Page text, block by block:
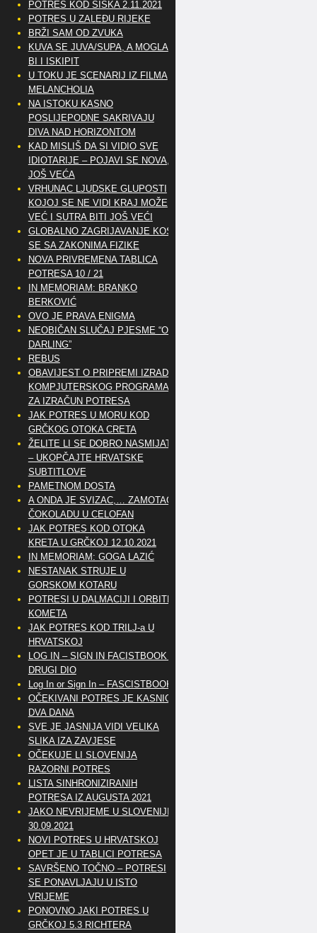
POTRES KOD SISKA 2.11.2021
POTRES U ZALEĐU RIJEKE
BRŽI SAM OD ZVUKA
KUVA SE JUVA/SUPA, A MOGLA
BI I ISKIPIT
U TOKU JE SCENARIJ IZ FILMA
MELANCHOLIA
NA ISTOKU KASNO
POSLIJEPODNE SAKRIVAJU
DIVA NAD HORIZONTOM
KAD MISLIŠ DA SI VIDIO SVE
IDIOTARIJE – POJAVI SE NOVA,..
JOŠ VEĆA
VRHUNAC LJUDSKE GLUPOSTI
KOJOJ SE NE VIDI KRAJ MOŽE
VEĆ I SUTRA BITI JOŠ VEĆI
GLOBALNO ZAGRIJAVANJE KOSI
SE SA ZAKONIMA FIZIKE
NOVA PRIVREMENA TABLICA
POTRESA 10 / 21
IN MEMORIAM: BRANKO
BERKOVIĆ
OVO JE PRAVA ENIGMA
NEOBIČAN SLUČAJ PJESME “OH
DARLING”
REBUS
OBAVIJEST O PRIPREMI IZRADE
KOMPJUTERSKOG PROGRAMA
ZA IZRAČUN POTRESA
JAK POTRES U MORU KOD
GRČKOG OTOKA CRETA
ŽELITE LI SE DOBRO NASMIJATI
– UKOPČAJTE HRVATSKE
SUBTITLOVE
PAMETNOM DOSTA
A ONDA JE SVIZAC,… ZAMOTAO
ČOKOLADU U CELOFAN
JAK POTRES KOD OTOKA
KRETA U GRČKOJ 12.10.2021
IN MEMORIAM: GOGA LAZIĆ
NESTANAK STRUJE U
GORSKOM KOTARU
POTRESI U DALMACIJI I ORBITE
KOMETA
JAK POTRES KOD TRILJ-a U
HRVATSKOJ
LOG IN – SIGN IN FACISTBOOK –
DRUGI DIO
Log In or Sign In – FASCISTBOOK
OČEKIVANI POTRES JE KASNIO
DVA DANA
SVE JE JASNIJA VIDI VELIKA
SLIKA IZA ZAVJESE
OČEKUJE LI SLOVENIJA
RAZORNI POTRES
LISTA SINHRONIZIRANIH
POTRESA IZ AUGUSTA 2021
JAKO NEVRIJEME U SLOVENIJI
30.09.2021
NOVI POTRES U HRVATSKOJ
OPET JE U TABLICI POTRESA
SAVRŠENO TOČNO – POTRESI
SE PONAVLJAJU U ISTO
VRIJEME
PONOVNO JAKI POTRES U
GRČKOJ 5.3 RICHTERA